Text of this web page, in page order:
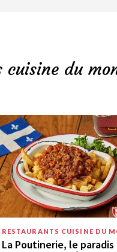
cuisine du
RESTAURANTS CUISINE DU
La Poutinerie, le paradis